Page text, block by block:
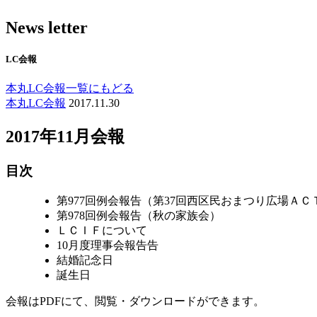
News letter
LC会報
本丸LC会報一覧にもどる
本丸LC会報 2017.11.30
2017年11月会報
目次
第977回例会報告（第37回西区民おまつり広場ＡＣ
第978回例会報告（秋の家族会）
ＬＣＩＦについて
10月度理事会報告告
結婚記念日
誕生日
会報はPDFにて、閲覧・ダウンロードができます。